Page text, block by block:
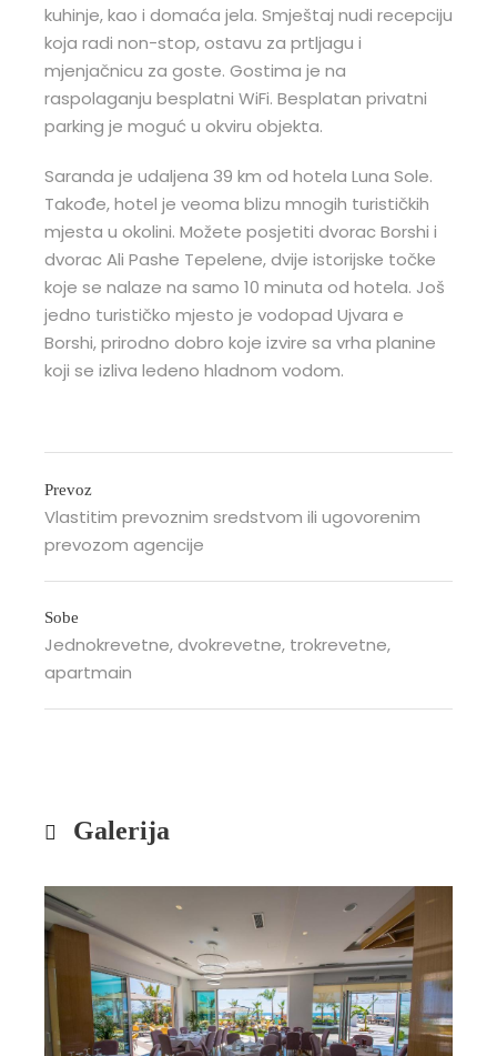
kuhinje, kao i domaća jela. Smještaj nudi recepciju
koja radi non-stop, ostavu za prtljagu i
mjenjačnicu za goste. Gostima je na
raspolaganju besplatni WiFi. Besplatan privatni
parking je moguć u okviru objekta.
Saranda je udaljena 39 km od hotela Luna Sole.
Takođe, hotel je veoma blizu mnogih turističkih
mjesta u okolini. Možete posjetiti dvorac Borshi i
dvorac Ali Pashe Tepelene, dvije istorijske točke
koje se nalaze na samo 10 minuta od hotela. Još
jedno turističko mjesto je vodopad Ujvara e
Borshi, prirodno dobro koje izvire sa vrha planine
koji se izliva ledeno hladnom vodom.
Prevoz
Vlastitim prevoznim sredstvom ili ugovorenim
prevozom agencije
Sobe
Jednokrevetne, dvokrevetne, trokrevetne,
apartmain
Galerija